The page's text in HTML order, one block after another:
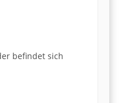
am
befindet sich